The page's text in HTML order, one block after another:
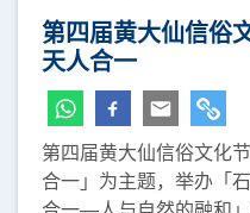
第四届黄大仙信俗
天人合一
第四届黄大仙信俗文化
合一」为主题，举办「